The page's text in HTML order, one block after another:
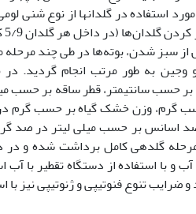
استفاده در گلدانها از نوع شنی
سبز شدن، بوته‌ها در طی چند مرحله
بر حسب سانتیمتر، قطر ساقه بر حسب
گرم، وزن خشک گیاه بر حسب گرم
اسانس بر حسب میلی لیتر در صد
و با استفاده از دستگاه تقطیر با
ضرایب تنوع فنوتیپی و ژنوتیپی نیز با